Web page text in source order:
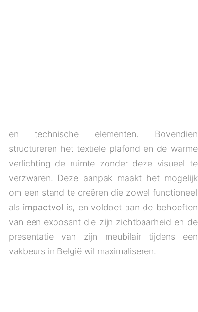
en technische elementen. Bovendien
structureren het textiele plafond en de warme
verlichting de ruimte zonder deze visueel te
verzwaren. Deze aanpak maakt het mogelijk
als impactvol is, en voldoet aan de behoeften
van een exposant die zijn zichtbaarheid en de
presentatie van zijn meubilair tijdens een
vakbeurs in België wil maximaliseren.